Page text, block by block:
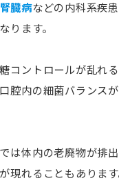
臓病などの内科系疾
ります。
コントロールが乱れ
腔内の細菌バランス
は体内の老廃物が排
現れる こともあります